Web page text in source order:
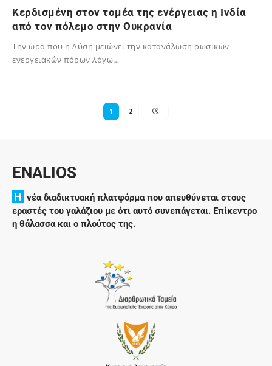
Κερδισμένη στον τομέα της ενέργειας η Ινδία
από τον πόλεμο στην Ουκρανία
Την ώρα που η Δύση μειώνει την κατανάλωση ρωσικών
ενεργειακών πόρων λόγω…
1 2
ENALIOS
H νέα διαδικτυακή πλατφόρμα που απευθύνεται στους
εραστές του γαλάζιου με ότι αυτό συνεπάγεται. Επίκεντρο
η θάλασσα και ο πλούτος της.